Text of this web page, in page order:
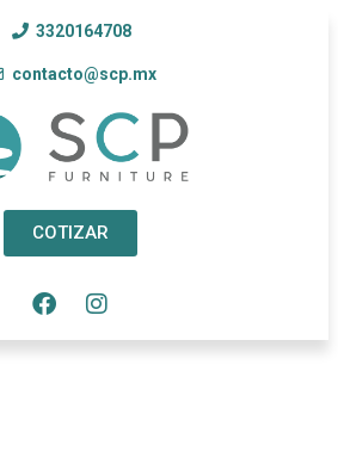
3320164708
contacto@scp.mx
COTIZAR